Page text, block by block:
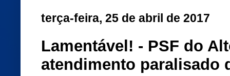
terça-feira, 25 de abril de 2017
Lamentável! - PSF do
atendimento paralisado